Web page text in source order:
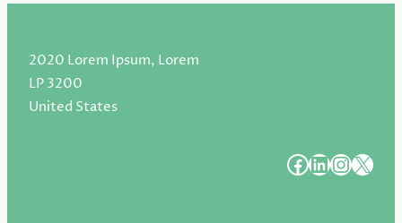
2020 Lorem Ipsum, Lorem
LP 3200
United States
####